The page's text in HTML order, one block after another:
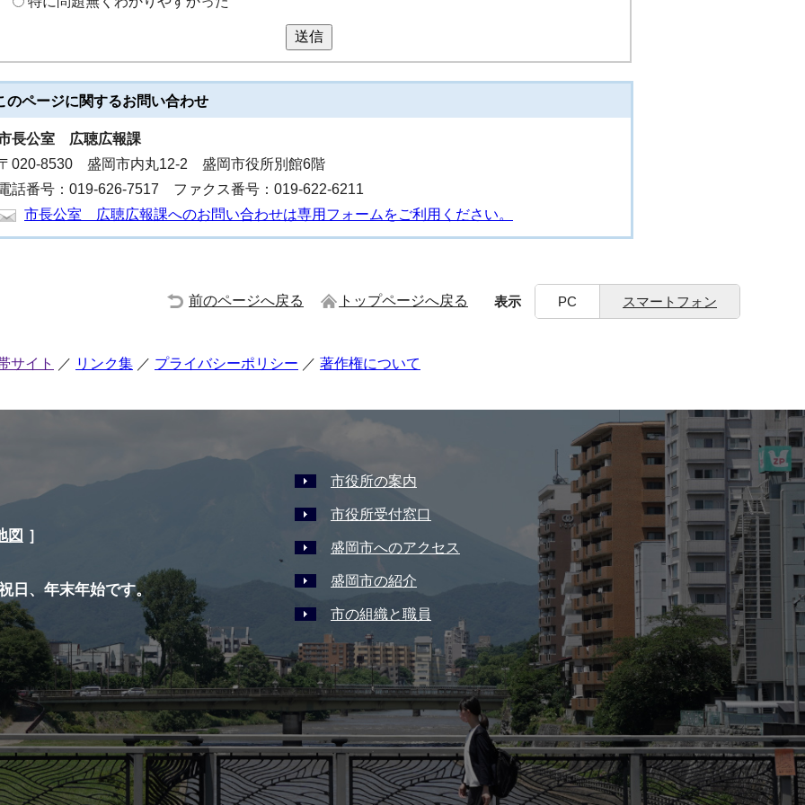
送信
のページに関するお問い合わせ
長公室 広聴広報課
020-8530 盛岡市内丸12-2 盛岡市役所別館6階
話番号：019-626-7517 ファクス番号：019-622-6211
市長公室 広聴広報課へのお問い合わせは専用フォームをご利用ください。
前のページへ戻る トップページへ戻る 表示 PC スマートフォン
サイト リンク集 プライバシーポリシー 著作権について
図 ］
日、年末年始です。
市役所の案内
市役所受付窓口
盛岡市へのアクセス
盛岡市の紹介
市の組織と職員